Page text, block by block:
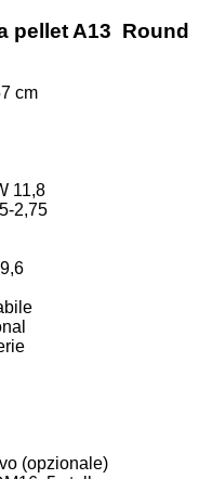
pellet A13 Round
cm
11,8
2,75
(opzionale)